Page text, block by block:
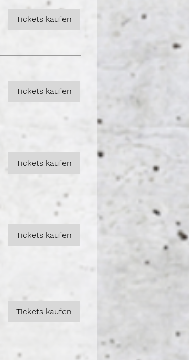
Tickets kaufen
Tickets kaufen
Tickets kaufen
Tickets kaufen
Tickets kaufen